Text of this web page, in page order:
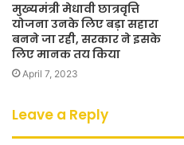
मुख्यमंत्री मेधावी छात्रवृत्ति
योजना उनके लिए बड़ा सहारा
बनने जा रही, सरकार ने इसके
लिए मानक तय किया
April 7, 2023
Leave a Reply